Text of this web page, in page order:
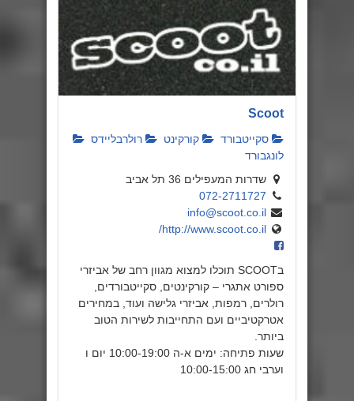
Scoot
סקייטבורד קורקינט
רולרבליידס
לונגבורד
שדרות המעפילים 36 תל אביב
072-2711727
info@scoot.co.il
http://www.scoot.co.il/
בSCOOT תוכלו למצוא מגוון רחב של אביזרי
ספורט אתגרי – קורקינטים, סקייטבורדים,
רולרים, רמפות, אביזרי גלישה ועוד, במחירים
אטרקטיביים ועם התחייבות לשירות הטוב
ביותר.
שעות פתיחה: ימים א-ה 10:00-19:00 יום ו
וערבי חג 10:00-15:00